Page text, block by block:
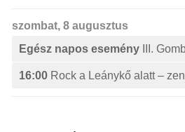
szombat, 8 augusztus
Egész napos esemény
III.
16:00 Rock a Leánykő alatt –